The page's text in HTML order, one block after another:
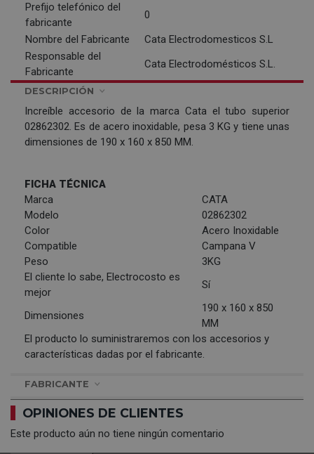
Prefijo telefónico del
fabricante
0
Nombre del Fabricante
Cata Electrodomesticos S.L
Responsable del
Fabricante
Cata Electrodomésticos S.L.
DESCRIPCIÓN
Increíble accesorio de la marca Cata el tubo superior
02862302. Es de acero inoxidable, pesa 3 KG y tiene unas
dimensiones de 190 x 160 x 850 MM.
FICHA TÉCNICA
Marca
CATA
Modelo
02862302
Color
Acero Inoxidable
Compatible
Campana V
Peso
3KG
El cliente lo sabe, Electrocosto es
mejor
Sí
Dimensiones
190 x 160 x 850
MM
El producto lo suministraremos con los accesorios y
características dadas por el fabricante.
FABRICANTE
OPINIONES DE CLIENTES
Este producto aún no tiene ningún comentario